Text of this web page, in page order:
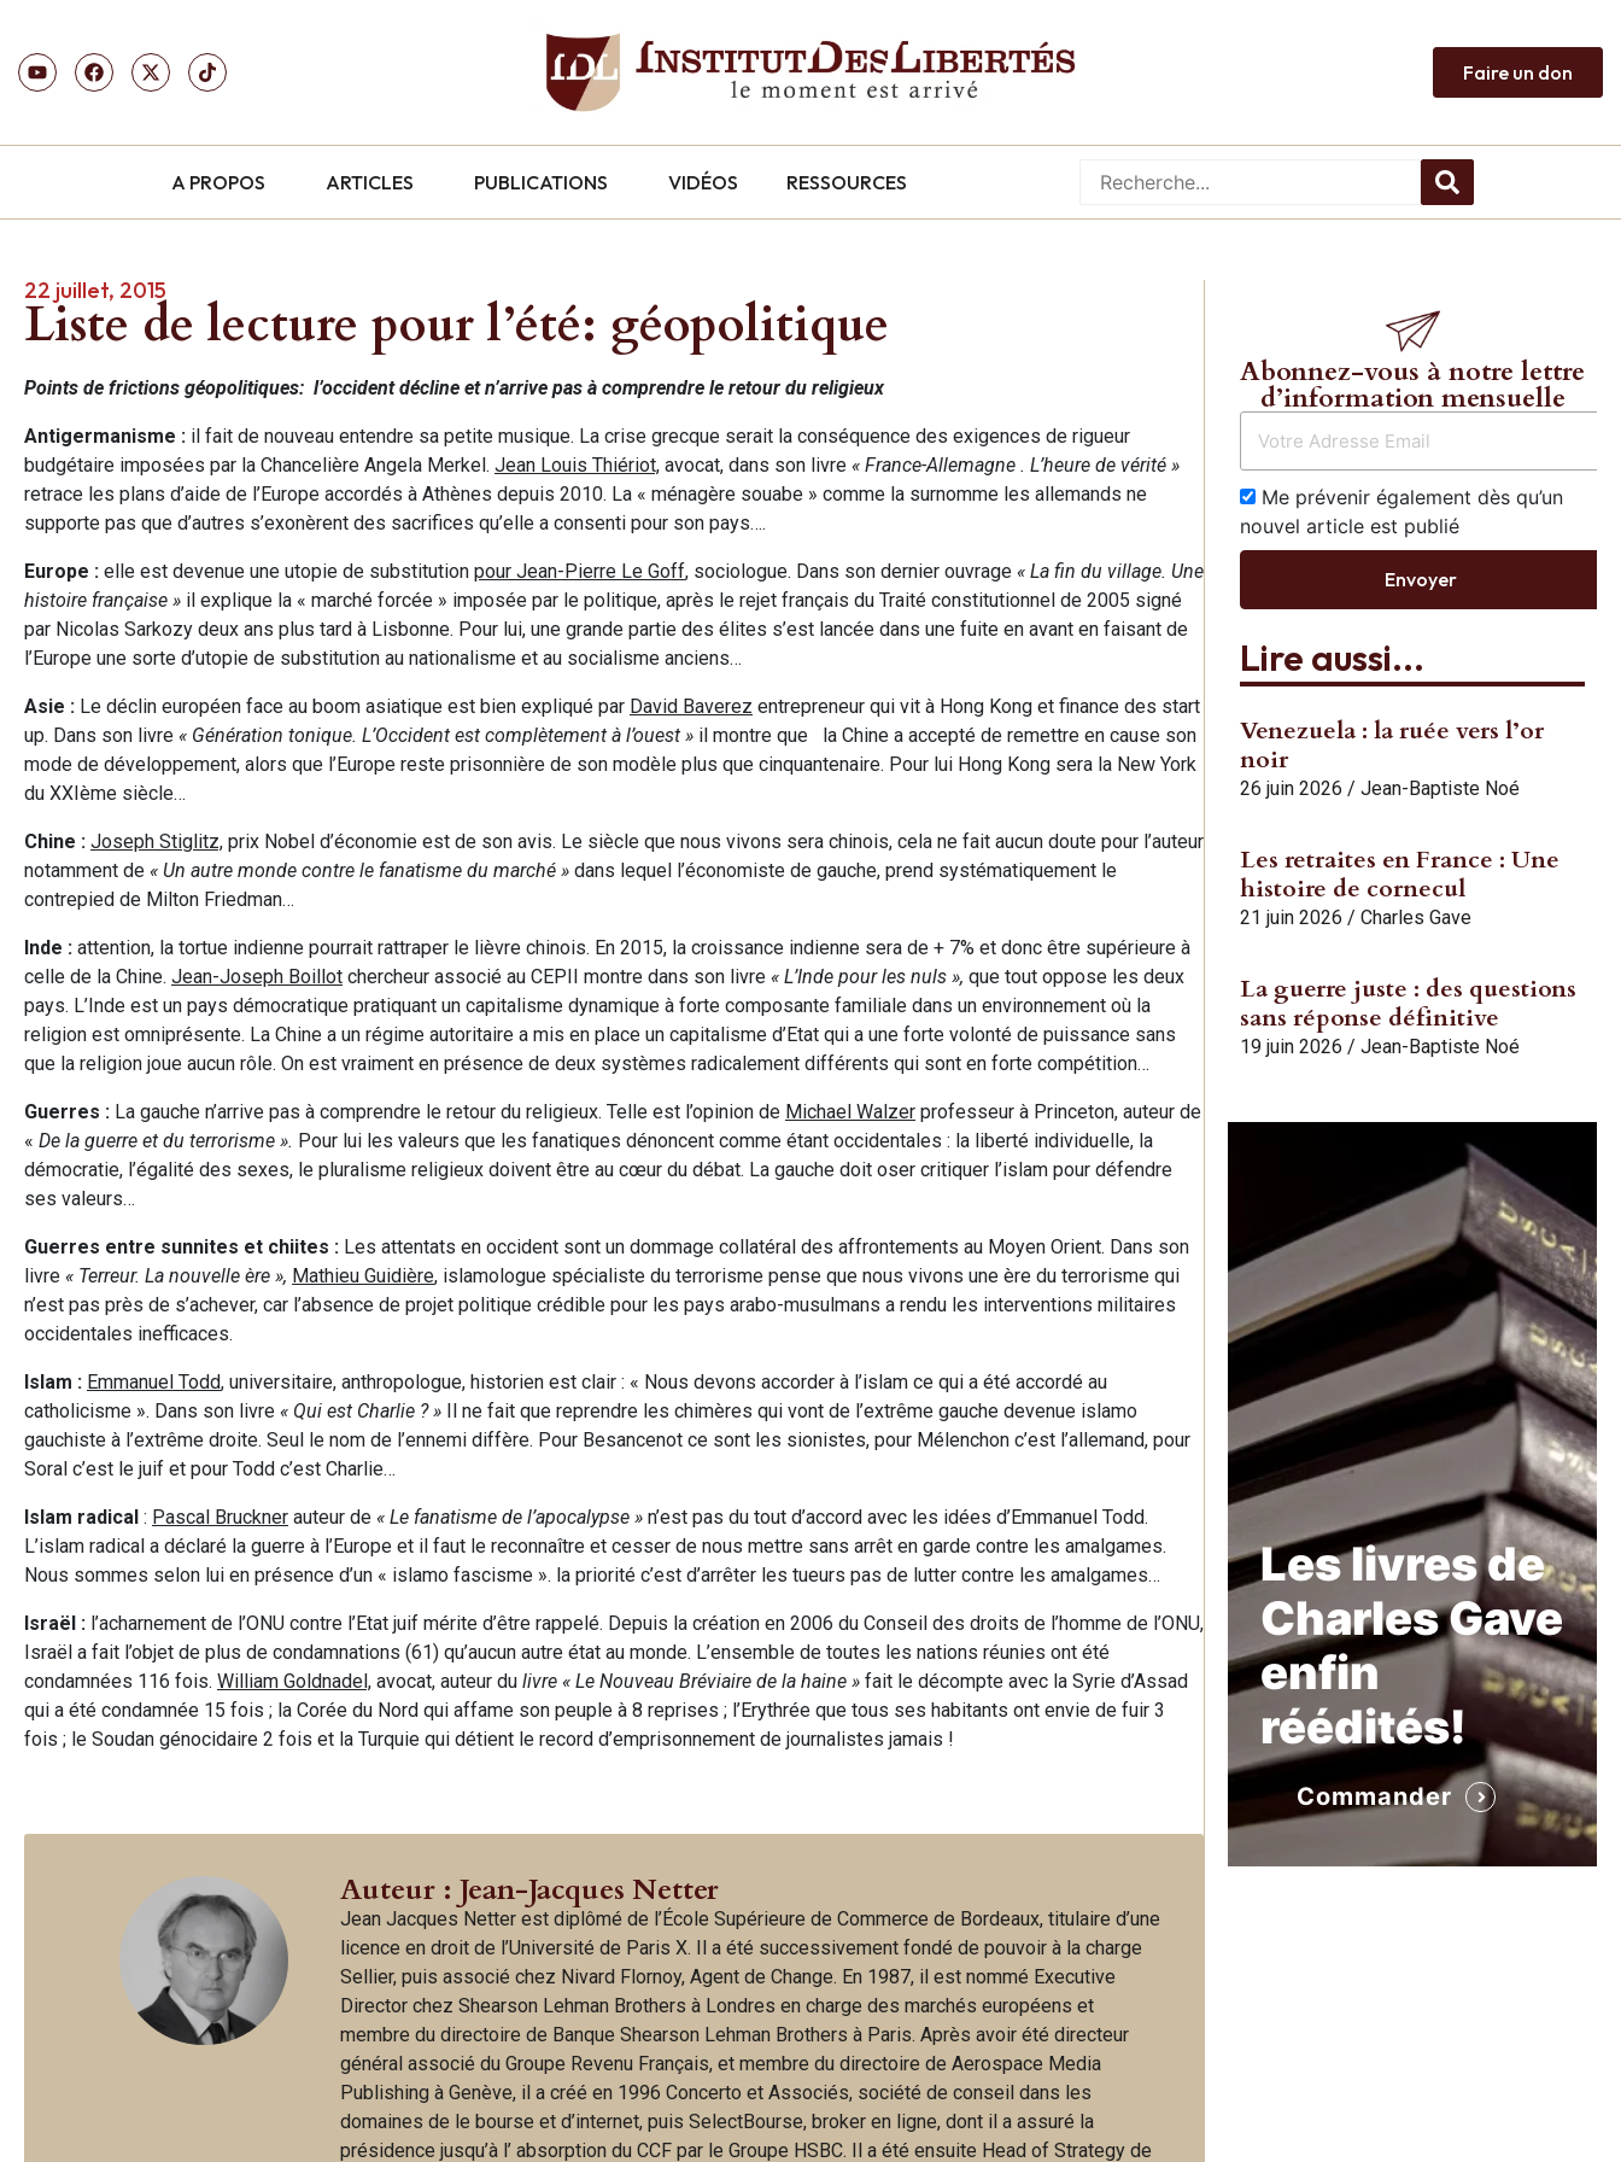
Faire un don
A PROPOS ARTICLES PUBLICATIONS VIDÉOS RESSOURCES
22 juillet, 2015
Liste de lecture pour l’été: géopolitique
Points de frictions géopolitiques: l’occident décline et n’arrive pas à comprendre le retour du religieux
Antigermanisme : il fait de nouveau entendre sa petite musique. La crise grecque serait la conséquence des exigences de rigueur
budgétaire imposées par la Chancelière Angela Merkel. Jean Louis Thiériot, avocat, dans son livre « France-Allemagne . L’heure de vérité »
retrace les plans d’aide de l’Europe accordés à Athènes depuis 2010. La « ménagère souabe » comme la surnomme les allemands ne
supporte pas que d’autres s’exonèrent des sacrifices qu’elle a consenti pour son pays….
Europe : elle est devenue une utopie de substitution pour Jean-Pierre Le Goff, sociologue. Dans son dernier ouvrage « La fin du village. Une
histoire française » il explique la « marché forcée » imposée par le politique, après le rejet français du Traité constitutionnel de 2005 signé
par Nicolas Sarkozy deux ans plus tard à Lisbonne. Pour lui, une grande partie des élites s’est lancée dans une fuite en avant en faisant de
l’Europe une sorte d’utopie de substitution au nationalisme et au socialisme anciens…
Asie : Le déclin européen face au boom asiatique est bien expliqué par David Baverez entrepreneur qui vit à Hong Kong et finance des start
up. Dans son livre « Génération tonique. L’Occident est complètement à l’ouest » il montre que la Chine a accepté de remettre en cause son
mode de développement, alors que l’Europe reste prisonnière de son modèle plus que cinquantenaire. Pour lui Hong Kong sera la New York
du XXIème siècle…
Chine : Joseph Stiglitz, prix Nobel d’économie est de son avis. Le siècle que nous vivons sera chinois, cela ne fait aucun doute pour l’auteur
notamment de « Un autre monde contre le fanatisme du marché » dans lequel l’économiste de gauche, prend systématiquement le
contrepied de Milton Friedman…
Inde : attention, la tortue indienne pourrait rattraper le lièvre chinois. En 2015, la croissance indienne sera de + 7% et donc être supérieure à
celle de la Chine. Jean-Joseph Boillot chercheur associé au CEPII montre dans son livre « L’Inde pour les nuls », que tout oppose les deux
pays. L’Inde est un pays démocratique pratiquant un capitalisme dynamique à forte composante familiale dans un environnement où la
religion est omniprésente. La Chine a un régime autoritaire a mis en place un capitalisme d’Etat qui a une forte volonté de puissance sans
que la religion joue aucun rôle. On est vraiment en présence de deux systèmes radicalement différents qui sont en forte compétition…
Guerres : La gauche n’arrive pas à comprendre le retour du religieux. Telle est l’opinion de Michael Walzer professeur à Princeton, auteur de
« De la guerre et du terrorisme ». Pour lui les valeurs que les fanatiques dénoncent comme étant occidentales : la liberté individuelle, la
démocratie, l’égalité des sexes, le pluralisme religieux doivent être au cœur du débat. La gauche doit oser critiquer l’islam pour défendre
ses valeurs…
Guerres entre sunnites et chiites : Les attentats en occident sont un dommage collatéral des affrontements au Moyen Orient. Dans son
livre « Terreur. La nouvelle ère », Mathieu Guidière, islamologue spécialiste du terrorisme pense que nous vivons une ère du terrorisme qui
n’est pas près de s’achever, car l’absence de projet politique crédible pour les pays arabo-musulmans a rendu les interventions militaires
occidentales inefficaces.
Islam : Emmanuel Todd, universitaire, anthropologue, historien est clair : « Nous devons accorder à l’islam ce qui a été accordé au
catholicisme ». Dans son livre « Qui est Charlie ? » Il ne fait que reprendre les chimères qui vont de l’extrême gauche devenue islamo
gauchiste à l’extrême droite. Seul le nom de l’ennemi diffère. Pour Besancenot ce sont les sionistes, pour Mélenchon c’est l’allemand, pour
Soral c’est le juif et pour Todd c’est Charlie…
Islam radical : Pascal Bruckner auteur de « Le fanatisme de l’apocalypse » n’est pas du tout d’accord avec les idées d’Emmanuel Todd.
L’islam radical a déclaré la guerre à l’Europe et il faut le reconnaître et cesser de nous mettre sans arrêt en garde contre les amalgames.
Nous sommes selon lui en présence d’un « islamo fascisme ». la priorité c’est d’arrêter les tueurs pas de lutter contre les amalgames…
Israël : l’acharnement de l’ONU contre l’Etat juif mérite d’être rappelé. Depuis la création en 2006 du Conseil des droits de l’homme de l’ONU,
Israël a fait l’objet de plus de condamnations (61) qu’aucun autre état au monde. L’ensemble de toutes les nations réunies ont été
condamnées 116 fois. William Goldnadel, avocat, auteur du livre « Le Nouveau Bréviaire de la haine » fait le décompte avec la Syrie d’Assad
qui a été condamnée 15 fois ; la Corée du Nord qui affame son peuple à 8 reprises ; l’Erythrée que tous ses habitants ont envie de fuir 3
fois ; le Soudan génocidaire 2 fois et la Turquie qui détient le record d’emprisonnement de journalistes jamais !
Auteur : Jean-Jacques Netter
Jean Jacques Netter est diplômé de l’École Supérieure de Commerce de Bordeaux, titulaire d’une
licence en droit de l’Université de Paris X. Il a été successivement fondé de pouvoir à la charge
Sellier, puis associé chez Nivard Flornoy, Agent de Change. En 1987, il est nommé Executive
Director chez Shearson Lehman Brothers à Londres en charge des marchés européens et
membre du directoire de Banque Shearson Lehman Brothers à Paris. Après avoir été directeur
général associé du Groupe Revenu Français, et membre du directoire de Aerospace Media
Publishing à Genève, il a créé en 1996 Concerto et Associés, société de conseil dans les
domaines de le bourse et d’internet, puis SelectBourse, broker en ligne, dont il a assuré la
présidence jusqu’à l’ absorption du CCF par le Groupe HSBC. Il a été ensuite Head of Strategy de
Abonnez-vous à notre lettre
d’information mensuelle
Me prévenir également dès qu’un
nouvel article est publié
Envoyer
Lire aussi...
Venezuela : la ruée vers l’or
noir
26 juin 2026 / Jean-Baptiste Noé
Les retraites en France : Une
histoire de cornecul
21 juin 2026 / Charles Gave
La guerre juste : des questions
sans réponse définitive
19 juin 2026 / Jean-Baptiste Noé
Les livres de
Charles Gave
enfin
réédités!
Commander